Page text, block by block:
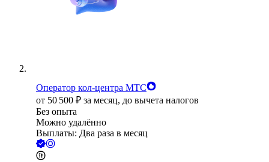
Оператор кол-центра МТС
от 50 500 ₽ за месяц, до вычета налогов
Без опыта
Можно удалённо
Выплаты: Два раза в месяц